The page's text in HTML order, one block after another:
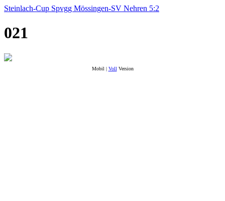
Steinlach-Cup Spvgg Mössingen-SV Nehren 5:2
021
Mobil | Voll Version